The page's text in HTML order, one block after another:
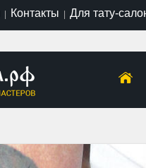
| Контакты | Для тату-